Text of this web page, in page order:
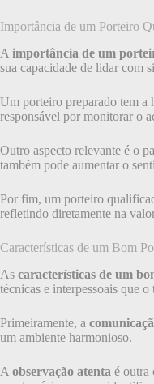
Importância de um Porteiro
A importância de um
sua capacidade de lidar com
Um porteiro preparado tem a
responsável por monitorar o
Outro aspecto relevante é o
também pode aumentar o
Por fim, um porteiro
refletindo diretamente na
Características de um Bom
As características de um
técnicas e interpessoais que
Primeiramente, a
um ambiente harmonioso.
A observação atenta é outra